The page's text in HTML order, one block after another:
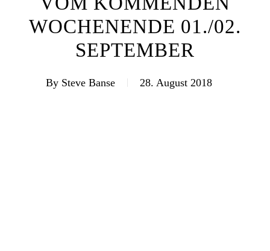
WOCHENENDE 01./02.
SEPTEMBER
By Steve Banse 28. August 2018